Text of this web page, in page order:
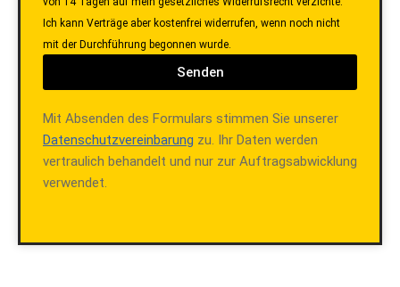
Ich kann Verträge aber kostenfrei widerrufen, wenn noch nicht
mit der Durchführung begonnen wurde.
Senden
Mit Absenden des Formulars stimmen Sie unserer
Datenschutzvereinbarung zu. Ihr Daten werden
vertraulich behandelt und nur zur Auftragsabwicklung
verwendet.